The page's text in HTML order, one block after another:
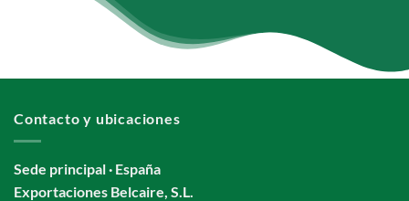
Contacto y ubicaciones
Sede principal · España
Exportaciones Belcaire, S.L.